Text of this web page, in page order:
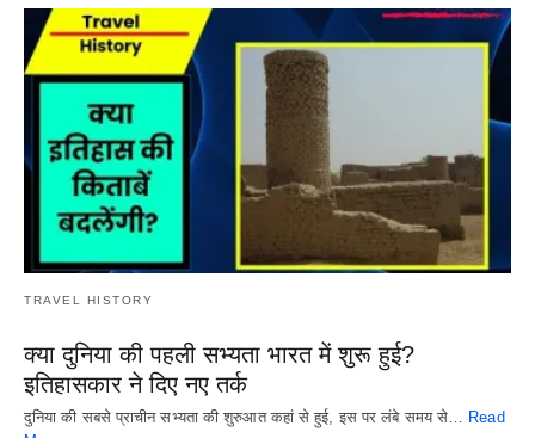
TRAVEL HISTORY
क्या दुनिया की पहली सभ्यता भारत में शुरू हुई?
इतिहासकार ने दिए नए तर्क
दुनिया की सबसे प्राचीन सभ्यता की शुरुआत कहां से हुई, इस पर लंबे समय से… Read